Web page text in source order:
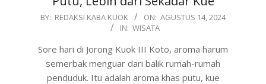
2024-
14
BY: REDAKSI KABA KUOK ON: AGUSTUS 14, 2024
IN: WISATA
Sore hari di Jorong Kuok III Koto, aroma harum
semerbak menguar dari balik rumah-rumah
penduduk. Itu adalah aroma khas putu, kue